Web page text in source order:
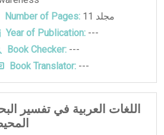
Number of Pages:
11 مجلد
Year of Publication:---
Book Checker:---
Book Translator:---
اللغات العربية في تفسير